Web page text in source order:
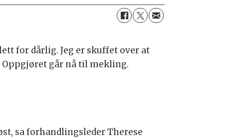
for dårlig. Jeg er skuffet over at
går nå til mekling.
sa forhandlingsleder Therese